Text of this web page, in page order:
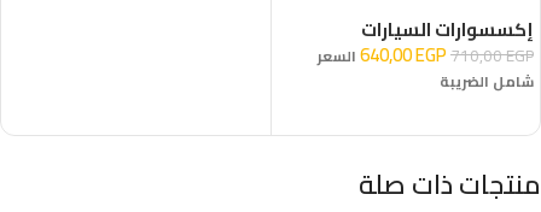
إكسسوارات السيارات
710,00EGP
640,00EGP
السعر
شامل الضريبة
منتجات ذات صلة